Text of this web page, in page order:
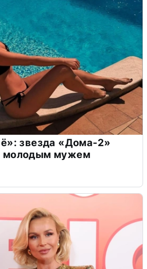
звезда «Дома-2»
молодым мужем